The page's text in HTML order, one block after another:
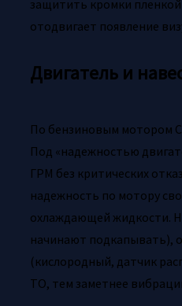
защитить кромки пленкой
отодвигает появление
Двигатель и
По бензиновым мотором
Под «надежностью
ГРМ без критических
надежность по мотору
охлаждающей жидкости.
начинают подкапывать),
(кислородный, датчик
ТО, тем заметнее